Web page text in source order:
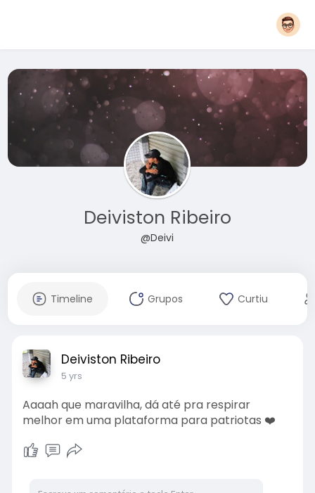
Deiviston Ribeiro
@Deivi
Timeline Grupos Curtiu
Deiviston Ribeiro
5 yrs
Aaaah que maravilha, dá até pra respirar
melhor em uma plataforma para patriotas ❤️